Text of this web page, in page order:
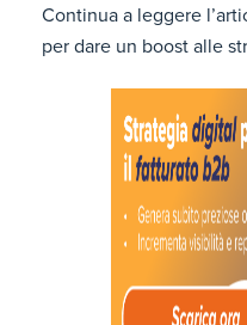
Continua a leggere
per dare un boost alle